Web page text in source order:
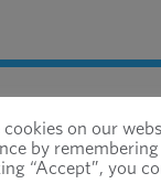
dans le
cookies on our
by
“Accept”, you